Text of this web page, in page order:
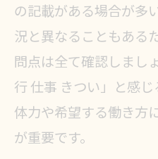
の記載がある場合が多
況と異なることもある
問点は全て確認しまし
行 仕事 きつい」と感
体力や希望する働き方
が重要です。